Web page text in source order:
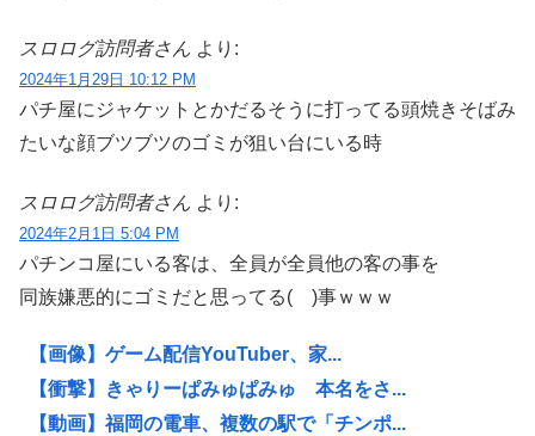
スロログ訪問者さん より:
2024年1月29日 10:12 PM
パチ屋にジャケットとかだるそうに打ってる頭焼きそばみ
たいな顔ブツブツのゴミが狙い台にいる時
スロログ訪問者さん より:
2024年2月1日 5:04 PM
パチンコ屋にいる客は、全員が全員他の客の事を
同族嫌悪的にゴミだと思ってる( )事ｗｗｗ
【画像】ゲーム配信YouTuber、家...
【衝撃】きゃりーぱみゅぱみゅ 本名をさ...
【動画】福岡の電車、複数の駅で「チンポ...